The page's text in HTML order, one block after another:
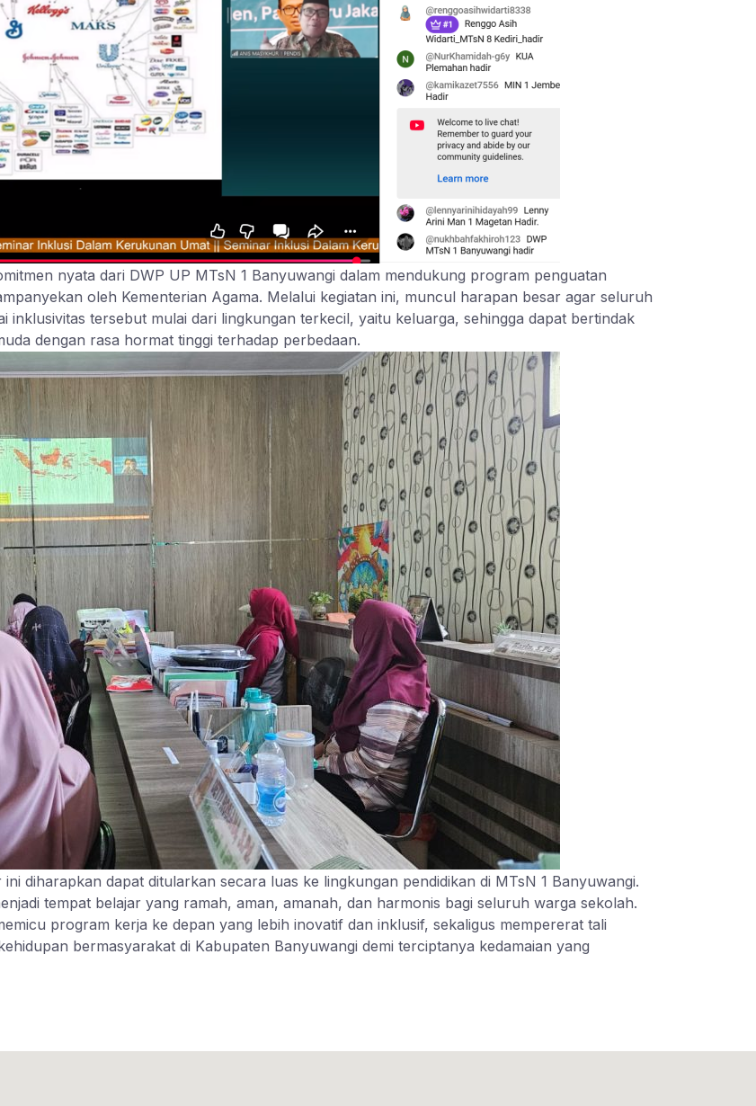
nyata dari DWP UP MTsN 1 Banyuwangi dalam mendukung program penguatan
oleh Kementerian Agama. Melalui kegiatan ini, muncul harapan besar agar seluruh
inklusivitas tersebut mulai dari lingkungan terkecil, yaitu keluarga, sehingga dapat bertindak
dengan rasa hormat tinggi terhadap perbedaan.
diharapkan dapat ditularkan secara luas ke lingkungan pendidikan di MTsN 1 Banyuwangi.
tempat belajar yang ramah, aman, amanah, dan harmonis bagi seluruh warga sekolah.
program kerja ke depan yang lebih inovatif dan inklusif, sekaligus mempererat tali
bermasyarakat di Kabupaten Banyuwangi demi terciptanya kedamaian yang